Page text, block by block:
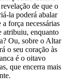
de que o
la poderá abalar
força necessárias
atribuiu, enquanto
Ou, sobre o Altar
o seu coração às
é o oitavo
que encerra mais